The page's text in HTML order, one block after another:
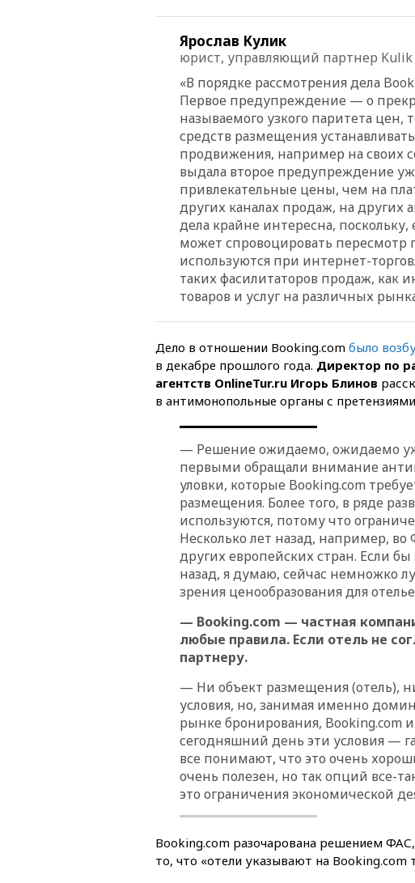
Ярослав Кулик
юрист, управляющий партнер Kulik
«В порядке рассмотрения дела
Первое предупреждение — о
называемого узкого паритета цен,
средств размещения
продвижения, например на своих
выдала второе предупреждение
привлекательные цены, чем на
других каналах продаж, на других
дела крайне интересна,
может спровоцировать пересмотр
используются при интернет-
таких фасилитаторов продаж, как
товаров и услуг на различных
Дело в отношении Booking.com было
в декабре прошлого года. Директор по
агентств OnlineTur.ru Игорь Блинов
в антимонопольные органы с
— Решение ожидаемо, ожидаемо
первыми обращали внимание
уловки, которые Booking.com
размещения. Более того, в ряде
используются, потому что
Несколько лет назад, например,
других европейских стран. Если
назад, я думаю, сейчас немножко
зрения ценообразования для
— Booking.com — частная
любые правила. Если отель не
партнеру.
— Ни объект размещения (отель),
условия, но, занимая именно
рынке бронирования, Booking.com
сегодняшний день эти условия —
все понимают, что это очень
очень полезен, но так опций все-
это ограничения экономической
Booking.com разочарована решением
то, что «отели указывают на Booking.com